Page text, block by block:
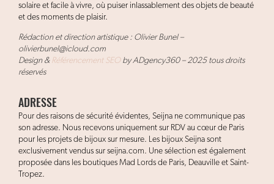
solaire et facile à vivre, où puiser inlassablement des objets de beauté
et des moments de plaisir.
Rédaction et direction artistique : Olivier Bunel –
olivierbunel@icloud.com
Design & Référencement SEOby ADgency360 – 2025 tous droits
réservés
ADRESSE
Pour des raisons de sécurité évidentes, Seijna ne communique pas
son adresse. Nous recevons uniquement sur RDV au cœur de Paris
pour les projets de bijoux sur mesure. Les bijoux Seijna sont
exclusivement vendus sur seijna.com. Une sélection est également
proposée dans les boutiques Mad Lords de Paris, Deauville et Saint-
Tropez.